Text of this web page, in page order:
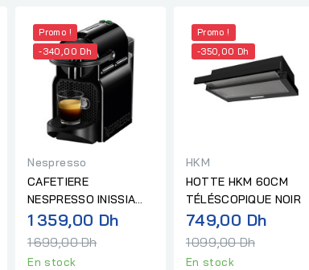
Promo !
-340,00 Dh
Nespresso
CAFETIERE
NESPRESSO INISSIA
D40 NOIR
1 359,00 DhPrix
1 699,00 Dh
En stock
Promo !
-350,00 Dh
HKM
HOTTE HKM 60CM
TÉLÉSCOPIQUE NOIR
749,00 DhPrix
1 099,00 Dh
En stock